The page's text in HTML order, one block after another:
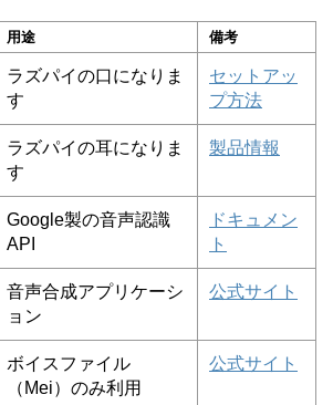
用途 備考
ラズパイの口になりま
す
セットアッ
プ方法
ラズパイの耳になりま
す
製品情報
Google製の音声認識
API
ドキュメン
ト
音声合成アプリケーシ
ョン
公式サイト
ボイスファイル
（Mei）のみ利用
公式サイト